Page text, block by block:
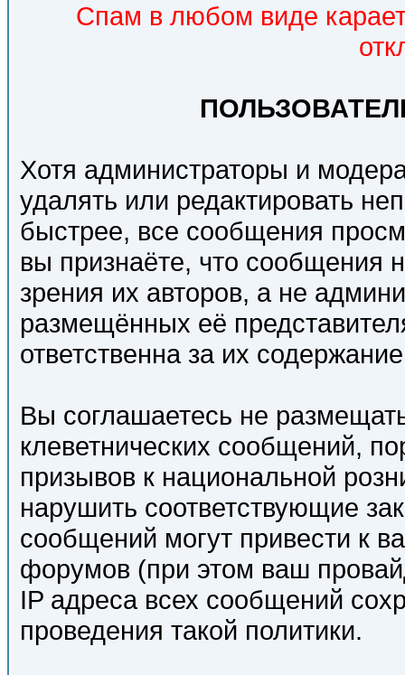
Спам в любом виде
Хотя администраторы и
удалять или редактировать
быстрее, все сообщения
вы признаёте, что сообщения
зрения их авторов, а не
размещённых её
ответственна за их
Вы соглашаетесь не
клеветнических сообщений,
призывов к национальной
нарушить соответствующие
сообщений могут привести к
форумов (при этом ваш
IP адреса всех сообщений
проведения такой политики.